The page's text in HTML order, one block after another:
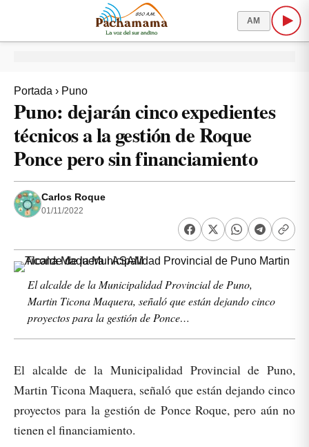
AM
Portada › Puno
Puno: dejarán cinco expedientes
técnicos a la gestión de Roque
Ponce pero sin financiamiento
Carlos Roque
01/11/2022
El alcalde de la Municipalidad Provincial de Puno,
Martin Ticona Maquera, señaló que están dejando cinco
proyectos para la gestión de Ponce…
El alcalde de la Municipalidad Provincial de Puno,
Martin Ticona Maquera, señaló que están dejando cinco
proyectos para la gestión de Ponce Roque, pero aún no
tienen el financiamiento.